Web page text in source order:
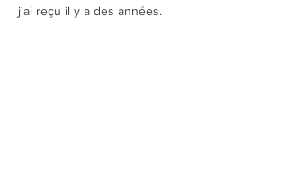
j'ai reçu il y a des années.